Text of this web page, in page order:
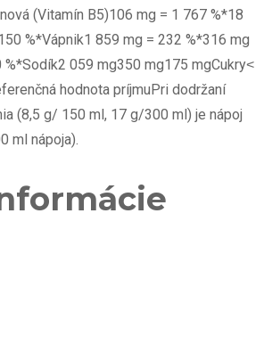
(Vitamín B5)106 mg = 1 767 %*18
%*Vápnik1 859 mg = 232 %*316 mg
%*Sodík2 059 mg350 mg175 mgCukry˂
hodnota príjmuPri dodržaní
(8,5 g/ 150 ml, 17 g/300 ml) je nápoj
ml nápoja).